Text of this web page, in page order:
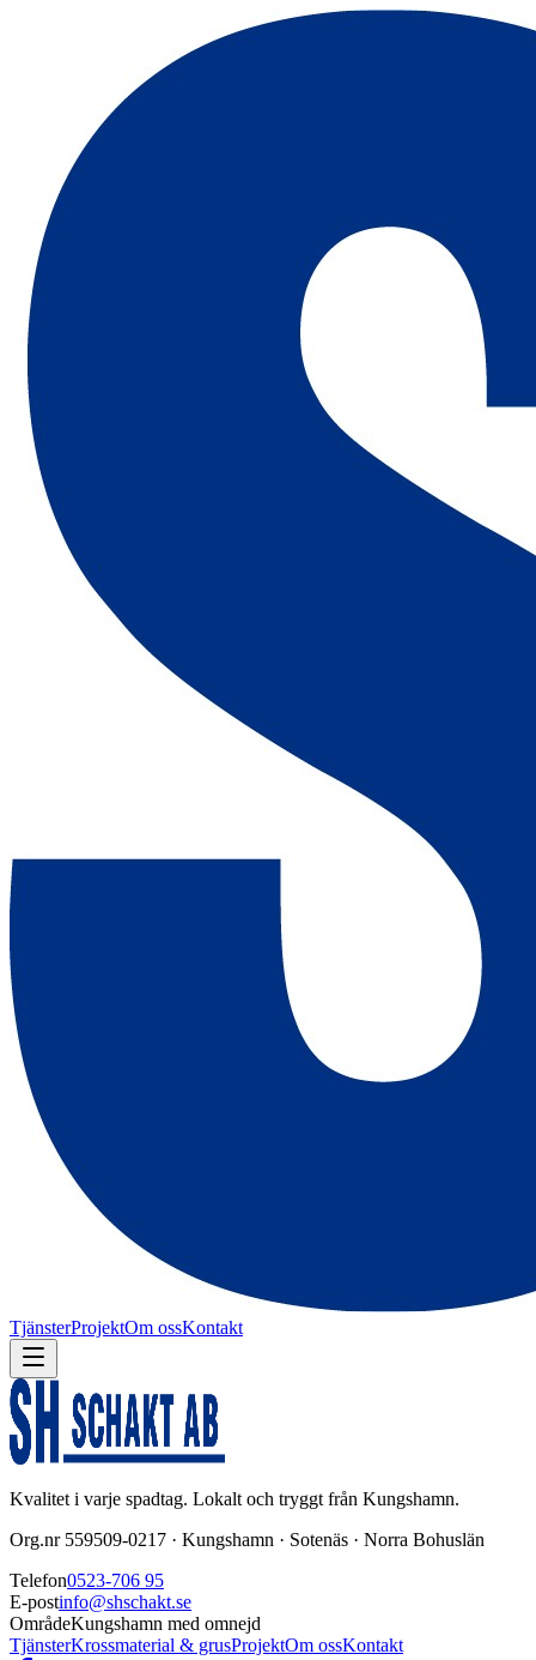
TjänsterProjektOm ossKontakt
Kvalitet i varje spadtag. Lokalt och tryggt från Kungshamn.
Org.nr 559509-0217 · Kungshamn · Sotenäs · Norra Bohuslän
Telefon0523-706 95
E-postinfo@shschakt.se
OmrådeKungshamn med omnejd
TjänsterKrossmaterial & grusProjektOm ossKontakt